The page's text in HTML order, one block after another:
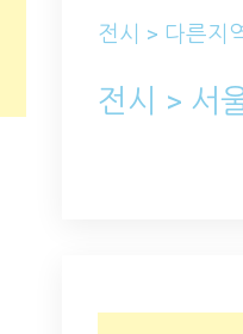
전시 > 다른지
전시 > 서